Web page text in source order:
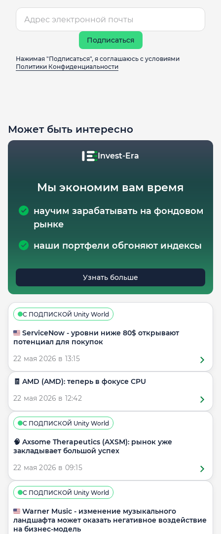
Подписаться
Нажимая "Подписаться", я соглашаюсь с условиями
Политики Конфиденциальности
Может быть интересно
Invest-Era
Мы экономим вам время
научим зарабатывать на фондовом
рынке
наши портфели обгоняют индексы
Узнать больше
С ПОДПИСКОЙ Unity World
🇺🇸 ServiceNow - уровни ниже 80$ открывают
потенциал для покупок
22 мая 2026 в 13:15
🧾 AMD (AMD): теперь в фокусе CPU
22 мая 2026 в 12:42
С ПОДПИСКОЙ Unity World
🧠 Axsome Therapeutics (AXSM): рынок уже
закладывает большой успех
22 мая 2026 в 09:15
С ПОДПИСКОЙ Unity World
🇺🇸 Warner Music - изменение музыкального
ландшафта может оказать негативное воздействие
на бизнес-модель